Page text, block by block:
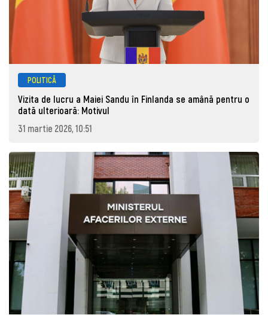
POLITICĂ
Vizita de lucru a Maiei Sandu în Finlanda se amână pentru o
dată ulterioară: Motivul
31 martie 2026, 10:51